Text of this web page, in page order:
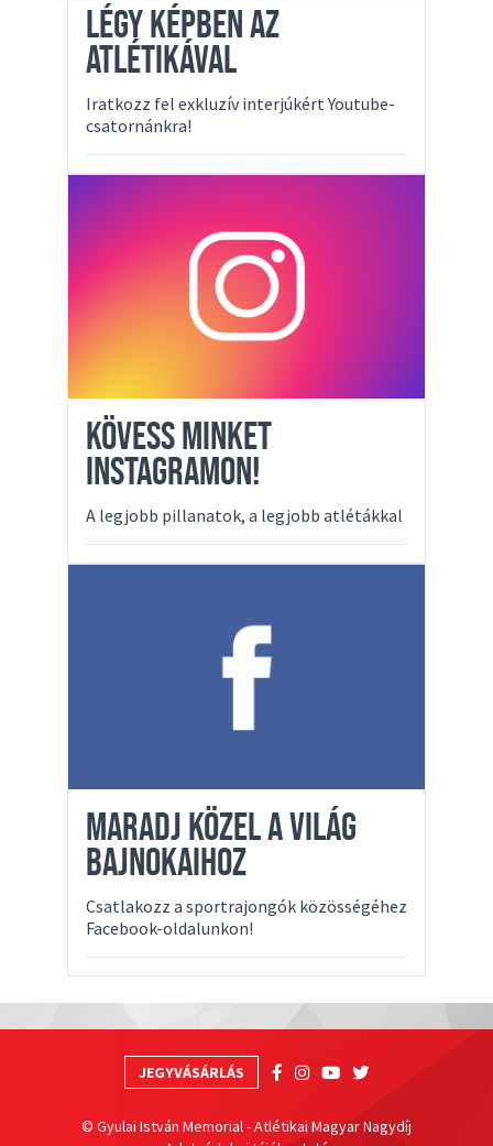
LÉGY KÉPBEN AZ
ATLÉTIKÁVAL
Iratkozz fel exkluzív interjúkért Youtube-
csatornánkra!
KÖVESS MINKET
INSTAGRAMON!
A legjobb pillanatok, a legjobb atlétákkal
MARADJ KÖZEL A VILÁG
BAJNOKAIHOZ
Csatlakozz a sportrajongók közösségéhez
Facebook-oldalunkon!
JEGYVÁSÁRLÁS
© Gyulai István Memorial - Atlétikai Magyar Nagydíj